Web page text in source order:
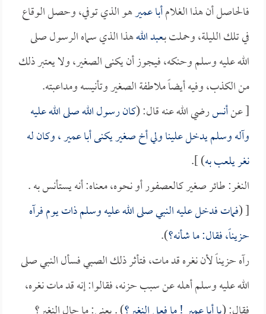
فالحاصل أن هذا الغلامأبا عميرهو الذي توفي، وحصل الوقاع
في تلك الليلة، وحملت بـعبد اللههذا الذي سماه الرسول صلى
الله عليه وسلم وحنكه، فيجوز أن يكنى الصغير، ولا يعتبر ذلك
من الكذب، وفيه أيضاً ملاطفة الصغير وتأنيسه ومداعبته.
[ عنأنسرضي الله عنه قال: (كان رسول الله صلى الله عليه
وآله وسلم يدخل علينا ولي أخ صغير يكنىأبا عمير، وكان له
نغر يلعب به) ].
النغر: طائر صغير كالعصفور أو نحوه، معناه: أنه يستأنس به .
[ (فمات فدخل عليه النبي صلى الله عليه وسلم ذات يوم فرآه
حزيناً، فقال: ما شأنه؟).
رآه حزيناً لأن نغره قد مات، فتأثر ذلك الصبي فسأل النبي صلى
الله عليه وسلم أهله عن سبب حزنه، فقالوا: إنه قد مات نغره،